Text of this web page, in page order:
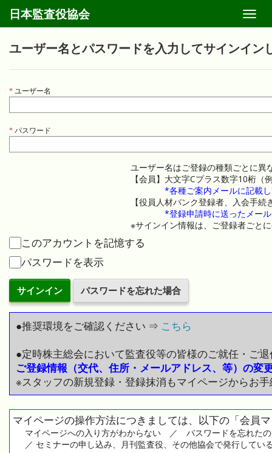
日本監査役協会
ユーザー名とパスワードを入力してサインイン
ユーザー名
パスワード
ユーザー名はご登録の種類ごとに異
【会員】大文字Cプラス数字10桁（
*各種ご案内メールに記載し
【役員人材バンク登録者、入会手続
*登録申請時に送ったメール
※サインイン情報は、ご登録者ごと
このアカウントを記憶する
パスワードを表示
サインイン パスワードを忘れた場合
●推奨環境をご確認ください ⇒ こちら
●定時株主総会において監査役等の皆様のご就任・ご
ご登録情報（交代、住所・メールアドレス、等）の
※スタッフの新規登録・登録抹消もマイページからお
マイページの操作方法につきましては、以下の「会員
マイページへの入り方がわからない ／ パスワードを忘れた
／ セミナーの申し込み、月刊監査役、その他協会で発行してい